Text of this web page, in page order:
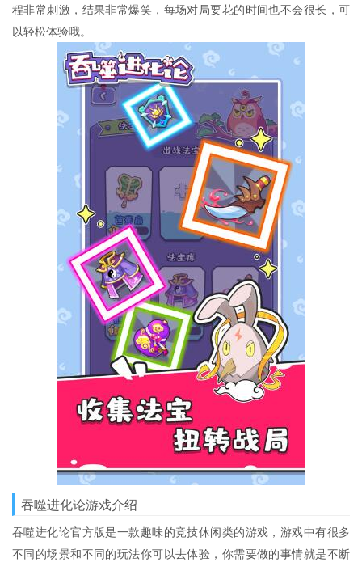
程非常刺激，结果非常爆笑，每场对局要花的时间也不会很长，可
以轻松体验哦。
吞噬进化论游戏介绍
吞噬进化论官方版是一款趣味的竞技休闲类的游戏，游戏中有很多
不同的场景和不同的玩法你可以去体验，你需要做的事情就是不断